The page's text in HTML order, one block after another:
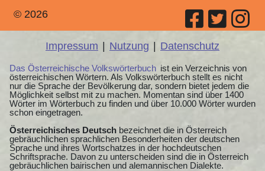
© 2026
Impressum | Nutzung | Datenschutz
Das Österreichische Volkswörterbuch ist ein Verzeichnis von
österreichischen Wörtern. Als Volkswörterbuch stellt es nicht
nur die Sprache der Bevölkerung dar, sondern bietet jedem die
Möglichkeit selbst mit zu machen. Momentan sind über 1400
Wörter im Wörterbuch zu finden und über 10.000 Wörter wurden
schon eingetragen.
Österreichisches Deutsch bezeichnet die in Österreich
gebräuchlichen sprachlichen Besonderheiten der deutschen
Sprache und ihres Wortschatzes in der hochdeutschen
Schriftsprache. Davon zu unterscheiden sind die in Österreich
gebräuchlichen bairischen und alemannischen Dialekte.